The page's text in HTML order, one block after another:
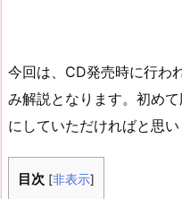
今回は、CD発売時に行わ
み解説となります。初め
にしていただければと思い
目次 [非表示]